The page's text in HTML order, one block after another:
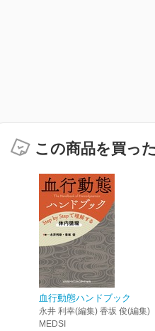
この商品を買っ
血行動態ハンドブック
永井 利幸(編集) 香坂 俊(編集)
MEDSI